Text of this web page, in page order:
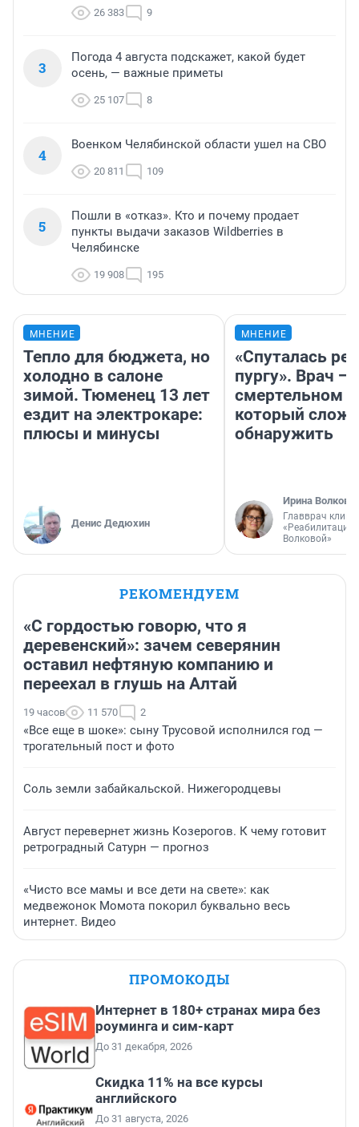
26 383 9
3
Погода 4 августа подскажет, какой будет
осень, — важные приметы
25 107 8
4
Военком Челябинской области ушел на СВО
20 811 109
5
Пошли в «отказ». Кто и почему продает
пункты выдачи заказов Wildberries в
Челябинске
19 908 195
МНЕНИЕ
Тепло для бюджета, но
холодно в салоне
зимой. Тюменец 13 лет
ездит на электрокаре:
плюсы и минусы
Денис Дедюхин
МНЕНИЕ
«Спуталась
пургу». Врач —
смертельном
который
обнаружить
Ирина Волкова
Главврач
«Реабилитация
Волковой»
РЕКОМЕНДУЕМ
«С гордостью говорю, что я
деревенский»: зачем северянин
оставил нефтяную компанию и
переехал в глушь на Алтай
19 часов 11 570 2
«Все еще в шоке»: сыну Трусовой исполнился год —
трогательный пост и фото
Соль земли забайкальской. Нижегородцевы
Август перевернет жизнь Козерогов. К чему готовит
ретроградный Сатурн — прогноз
«Чисто все мамы и все дети на свете»: как
медвежонок Момота покорил буквально весь
интернет. Видео
ПРОМОКОДЫ
Интернет в 180+ странах мира без
роуминга и сим-карт
До 31 декабря, 2026
Скидка 11% на все курсы
английского
До 31 августа, 2026